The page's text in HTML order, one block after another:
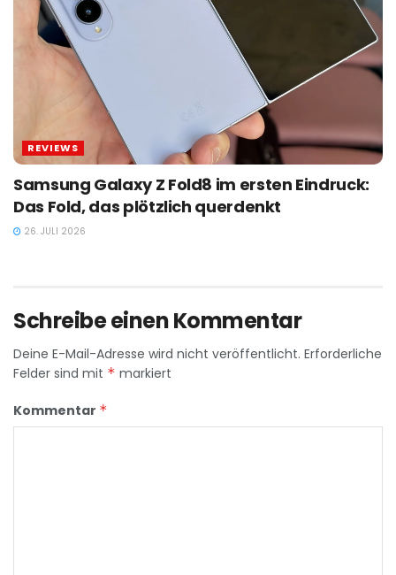
REVIEWS
Samsung Galaxy Z Fold8 im ersten Eindruck:
Das Fold, das plötzlich querdenkt
26. JULI 2026
Schreibe einen Kommentar
Deine E-Mail-Adresse wird nicht veröffentlicht. Erforderliche
Felder sind mit * markiert
Kommentar *